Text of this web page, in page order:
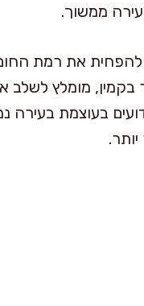
ממשוך.
להפחית את רמת
בקמין, מומלץ לשלב
בעוצמת בעירה